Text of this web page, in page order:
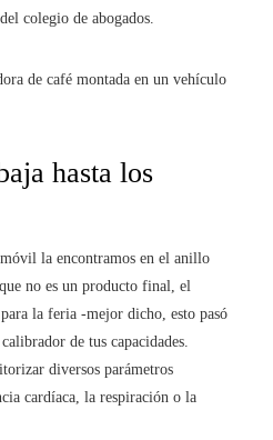
colegio de abogados.
de café montada en un vehículo
hasta los
la encontramos en el anillo
no es un producto final, el
la feria -mejor dicho, esto pasó
de tus capacidades.
diversos parámetros
cardíaca, la respiración o la